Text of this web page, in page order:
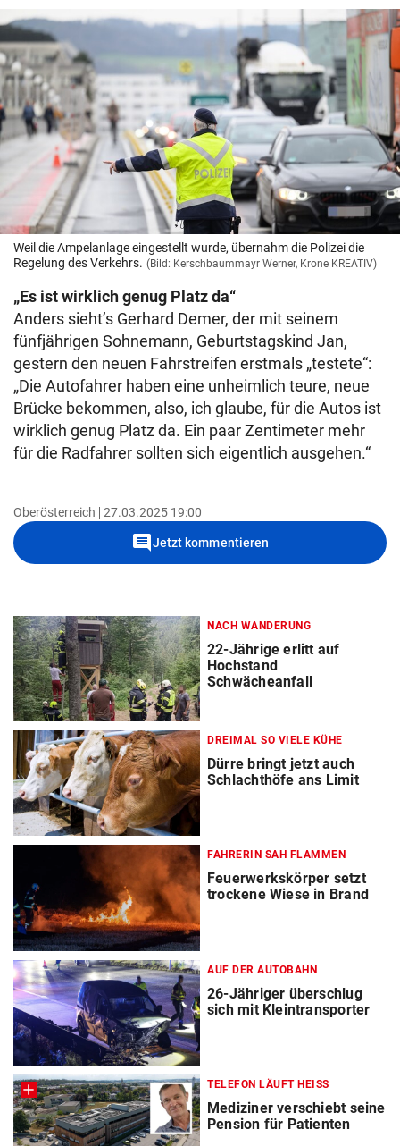
Weil die Ampelanlage eingestellt wurde, übernahm die Polizei die
Regelung des Verkehrs. (Bild: Kerschbaummayr Werner, Krone KREATIV)
„Es ist wirklich genug Platz da“
Anders sieht’s Gerhard Demer, der mit seinem
fünfjährigen Sohnemann, Geburtstagskind Jan,
gestern den neuen Fahrstreifen erstmals „testete“:
„Die Autofahrer haben eine unheimlich teure, neue
Brücke bekommen, also, ich glaube, für die Autos ist
wirklich genug Platz da. Ein paar Zentimeter mehr
für die Radfahrer sollten sich eigentlich ausgehen.“
Oberösterreich 27.03.2025 19:00
commentJetzt kommentieren
NACH WANDERUNG
22-Jährige erlitt auf
Hochstand
Schwächeanfall
DREIMAL SO VIELE KÜHE
Dürre bringt jetzt auch
Schlachthöfe ans Limit
FAHRERIN SAH FLAMMEN
Feuerwerkskörper setzt
trockene Wiese in Brand
AUF DER AUTOBAHN
26-Jähriger überschlug
sich mit Kleintransporter
TELEFON LÄUFT HEISS
Mediziner verschiebt seine
Pension für Patienten